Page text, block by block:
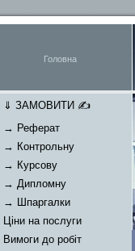
Головна
⇓ ЗАМОВИТИ ✍
→ Реферат
→ Контрольну
→ Курсову
→ Дипломну
→ Шпаргалки
Ціни на послуги
Вимоги до робіт